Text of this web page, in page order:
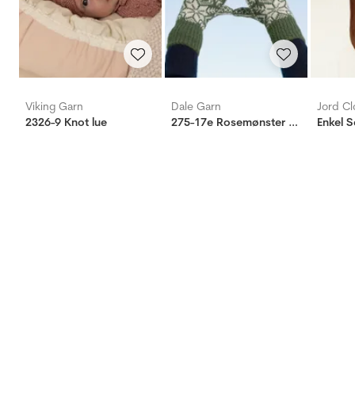
Viking Garn
2326-9 Knot lue
Dale Garn
275-17e Rosemønster votter
Jord
Enkel